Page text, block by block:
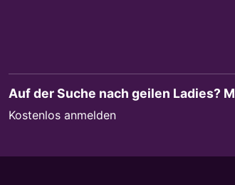
Auf der Suche nach geilen Ladies?
Kostenlos anmelden